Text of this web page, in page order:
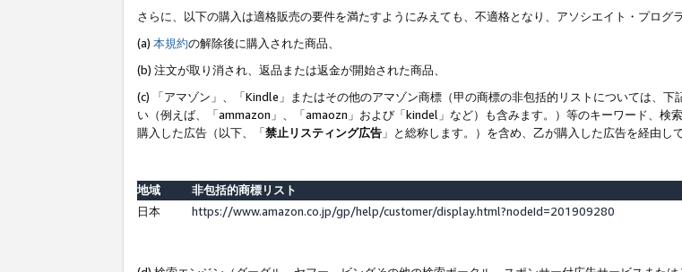
さらに、以下の購入は適格販売の要件を満たすようにみえても、不適格となり、アソシエイト・プログ
(a) 本規約の解除後に購入された商品、
(b) 注文が取り消され、返品または返金が開始された商品、
(c) 「アマゾン」、「Kindle」またはその他のアマゾン商標（甲の商標の非包括的リストについては、
い（例えば、「ammazon」、「amaozn」および「kindel」など）も含みます。）等のキーワード、検
購入した広告（以下、「禁止リスティング広告 」と総称します。）を含め、乙が購入した広告を経由し
地域
非包括的商標リスト
日本
https://www.amazon.co.jp/gp/help/customer/display.html?nodeId=201909280